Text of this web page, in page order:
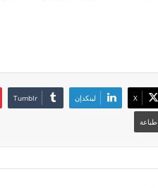
X لينكدإن
طباعة